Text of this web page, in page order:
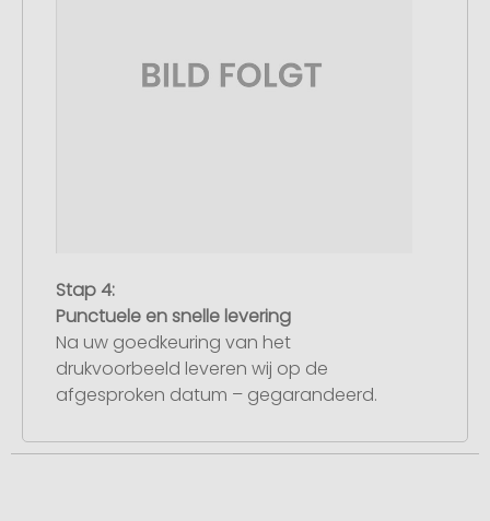
Stap 4:
Punctuele en snelle levering
Na uw goedkeuring van het
drukvoorbeeld leveren wij op de
afgesproken datum – gegarandeerd.